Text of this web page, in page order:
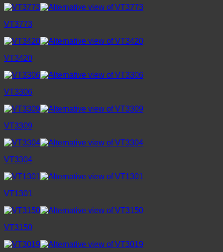
VT3773
VT3420
VT3306
VT3309
VT3304
VT1301
VT3150